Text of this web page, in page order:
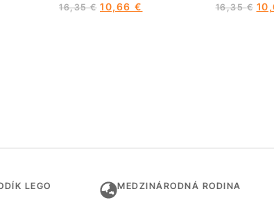
16,35€ 10,66 € 16,35€
LEGO MEDZINÁRODNÁ RODINA